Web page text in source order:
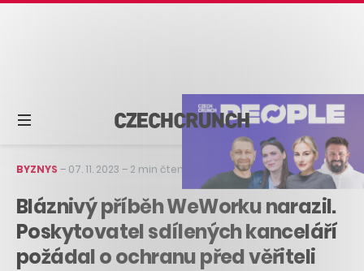
BYZNYS – 07. 11. 2023 – 2 min čtení
Bláznivý příběh WeWorku narazil.
Poskytovatel sdílených kanceláří
požádal o ochranu před věřiteli